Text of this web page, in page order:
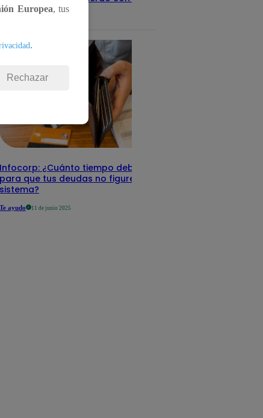
Infocorp: ¿Cuánto tiempo debe pasar
para que tus deudas no figuren en su
sistema?
Te ayudo 11 de junio 2025
Europea, tus
.
Rechazar